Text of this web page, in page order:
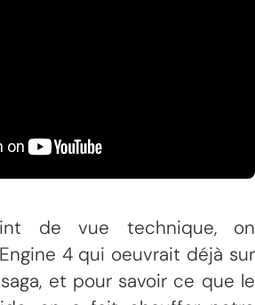
de vue technique, on
4 qui oeuvrait déjà sur
et pour savoir ce que le